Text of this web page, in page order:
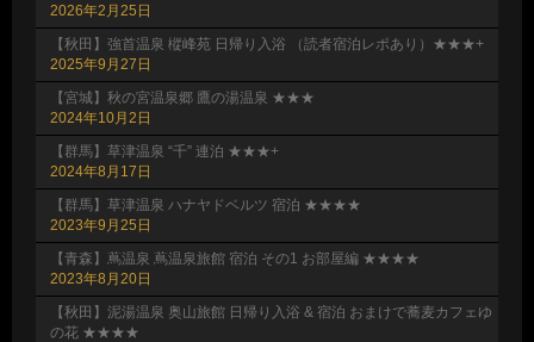
2026年2月25日
【秋田】強首温泉 樅峰苑 日帰り入浴 （読者宿泊レポあり）★★★+
2025年9月27日
【宮城】秋の宮温泉郷 鷹の湯温泉 ★★★
2024年10月2日
【群馬】草津温泉 “千” 連泊 ★★★+
2024年8月17日
【群馬】草津温泉 ハナヤドベルツ 宿泊 ★★★★
2023年9月25日
【青森】蔦温泉 蔦温泉旅館 宿泊 その1 お部屋編 ★★★★
2023年8月20日
【秋田】泥湯温泉 奥山旅館 日帰り入浴 & 宿泊 おまけで蕎麦カフェゆ
の花 ★★★★